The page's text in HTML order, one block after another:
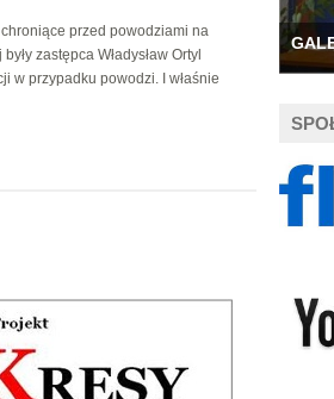
przed powodziami na
zastępca Władysław Ortyl
w przypadku powodzi. I właśnie